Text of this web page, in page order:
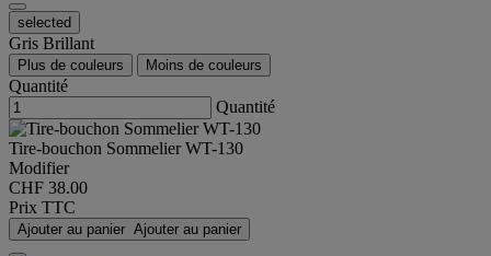
selected
Gris Brillant
Plus de couleurs Moins de couleurs
Quantité
Quantité
Tire-bouchon Sommelier WT-130
Modifier
CHF 38.00
Prix TTC
Ajouter au panier Ajouter au panier